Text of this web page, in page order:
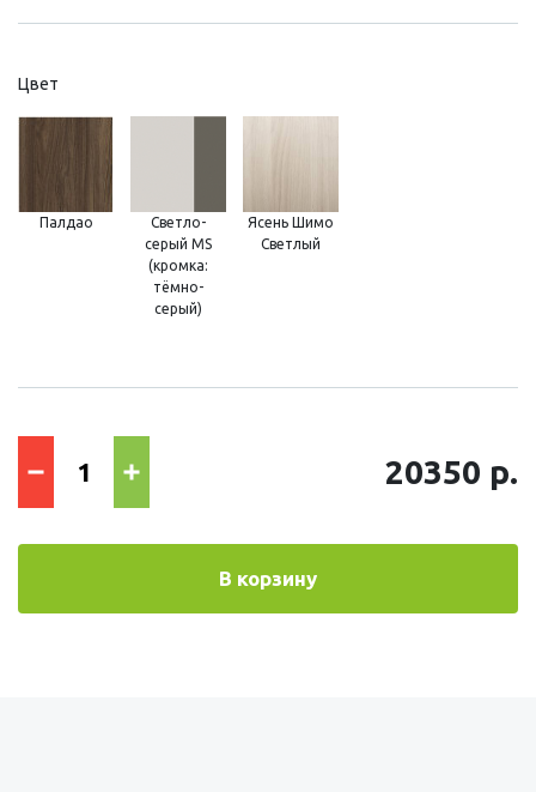
Цвет
Палдао
Светло-
серый MS
(кромка:
тёмно-
серый)
Ясень Шимо
Светлый
20350 р.
В корзину